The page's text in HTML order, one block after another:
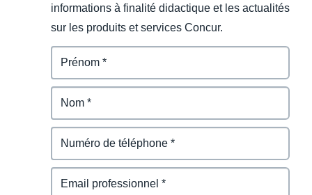
informations à finalité didactique et les actualités
sur les produits et services Concur.